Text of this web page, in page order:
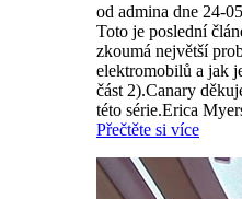
od admina dne 24-
Toto je poslední
zkoumá největší
elektromobilů a jak
část 2).Canary
této série.Erica
Přečtěte si více